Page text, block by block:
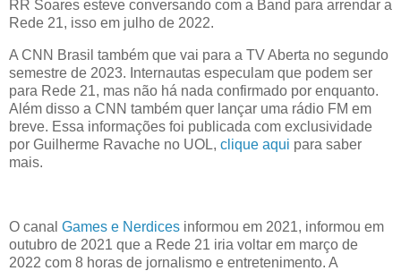
RR Soares esteve conversando com a Band para arrendar a
Rede 21, isso em julho de 2022.
A CNN Brasil também que vai para a TV Aberta no segundo
semestre de 2023. Internautas especulam que podem ser
para Rede 21, mas não há nada confirmado por enquanto.
Além disso a CNN também quer lançar uma rádio FM em
breve. Essa informações foi publicada com exclusividade
por Guilherme Ravache no UOL, clique aqui para saber
mais.
O canal Games e Nerdices informou em 2021, informou em
outubro de 2021 que a Rede 21 iria voltar em março de
2022 com 8 horas de jornalismo e entretenimento. A